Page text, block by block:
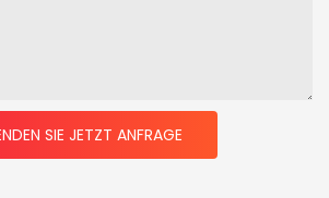
SIE JETZT ANFRAGE